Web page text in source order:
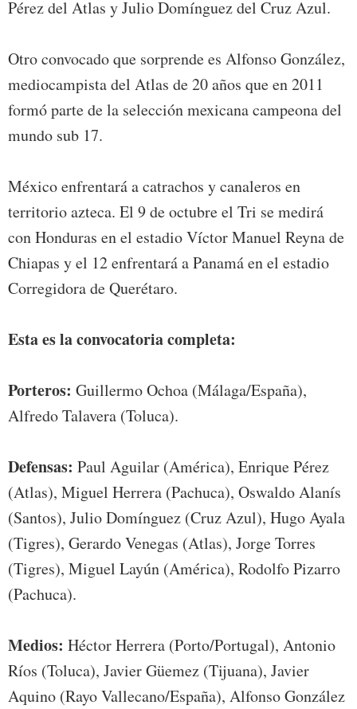
Pérez del Atlas y Julio Domínguez del Cruz Azul.
Otro convocado que sorprende es Alfonso González,
mediocampista del Atlas de 20 años que en 2011
formó parte de la selección mexicana campeona del
mundo sub 17.
México enfrentará a catrachos y canaleros en
territorio azteca. El 9 de octubre el Tri se medirá
con Honduras en el estadio Víctor Manuel Reyna de
Chiapas y el 12 enfrentará a Panamá en el estadio
Corregidora de Querétaro.
Esta es la convocatoria completa:
Porteros: Guillermo Ochoa (Málaga/España),
Alfredo Talavera (Toluca).
Defensas: Paul Aguilar (América), Enrique Pérez
(Atlas), Miguel Herrera (Pachuca), Oswaldo Alanís
(Santos), Julio Domínguez (Cruz Azul), Hugo Ayala
(Tigres), Gerardo Venegas (Atlas), Jorge Torres
(Tigres), Miguel Layún (América), Rodolfo Pizarro
(Pachuca).
Medios: Héctor Herrera (Porto/Portugal), Antonio
Ríos (Toluca), Javier Güemez (Tijuana), Javier
Aquino (Rayo Vallecano/España), Alfonso González